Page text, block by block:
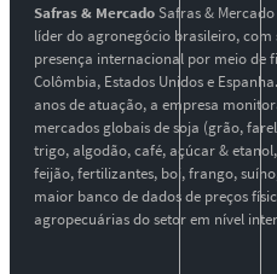
Safras & MercadoSafras &
líder do agronegócio brasileiro, com
presença internacional por meio de
Colômbia, Estados Unidos e
anos de atuação, a empresa
mercados globais de soja (grão,
trigo, algodão, café, açúcar &
feijão, fertilizantes, boi, frango,
maior banco de dados de preços
agropecuárias do setor em nível